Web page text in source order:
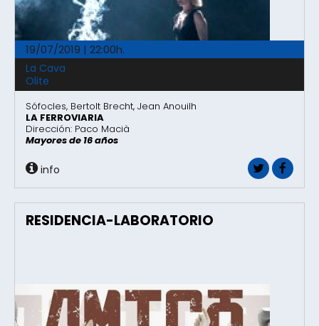
19/07/2019 | 22:00h.
La Cava
Olite
Sófocles, Bertolt Brecht, Jean Anouilh
LA FERROVIARIA
Dirección: Paco Macià
Mayores de 16 años
info
RESIDENCIA-LABORATORIO